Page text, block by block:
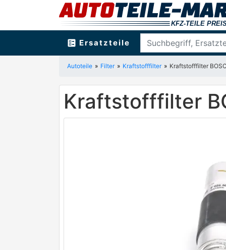
ballot Ersatzteile
Autoteile Filter Kraftstofffilter Kraftstofffilter
Kraftstofffilter